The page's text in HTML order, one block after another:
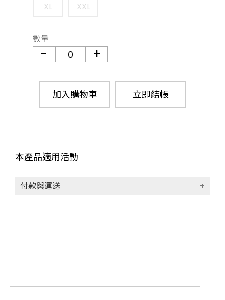
XL XXL
數量
加入購物車 立即結帳
本產品適用活動
付款與運送
運送方式